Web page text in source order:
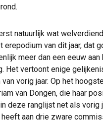
natuurlijk wat
erepodium van dit jaar, dat
meer dan een eeuw
Het vertoont enige
van vorig jaar. Op het
van Dongen, die haar
deze ranglijst net als vorig
heeft aan drie zware